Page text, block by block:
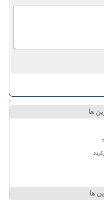
ها
ها